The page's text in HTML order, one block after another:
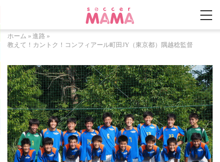
ホーム » 進路 »
教えて！カントク！コンフィアール町田JY（東京都）隅越稔監督